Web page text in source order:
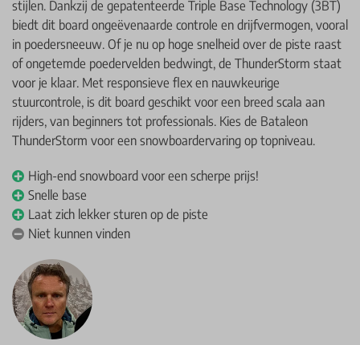
stijlen. Dankzij de gepatenteerde Triple Base Technology (3BT)
biedt dit board ongeëvenaarde controle en drijfvermogen, vooral
in poedersneeuw. Of je nu op hoge snelheid over de piste raast
of ongetemde poedervelden bedwingt, de ThunderStorm staat
voor je klaar. Met responsieve flex en nauwkeurige
stuurcontrole, is dit board geschikt voor een breed scala aan
rijders, van beginners tot professionals. Kies de Bataleon
ThunderStorm voor een snowboardervaring op topniveau.
High-end snowboard voor een scherpe prijs!
Snelle base
Laat zich lekker sturen op de piste
Niet kunnen vinden